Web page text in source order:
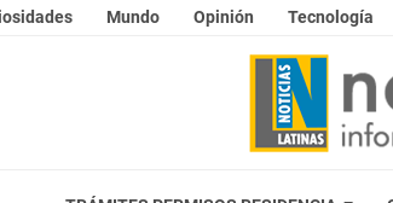
Mundo Opinión Tecnología